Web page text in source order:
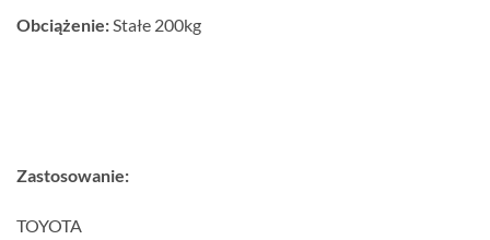
Obciążenie:Stałe 200kg
Zastosowanie:
TOYOTA